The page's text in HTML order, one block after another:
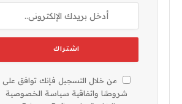
من خلال التسجيل فإنك توافق على
شروطنا واتفاقية سياسة الخصوصية